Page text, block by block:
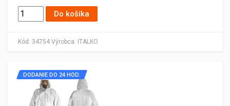
Kód: 34754 Výrobca: ITALKO
Do košíka
DODANIE DO 24 HOD.